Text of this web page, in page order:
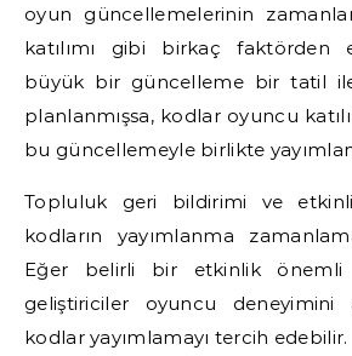
oyun güncellemelerinin
katılımı gibi birkaç faktörden
büyük bir güncelleme bir tatil
planlanmışsa, kodlar oyuncu
bu güncellemeyle birlikte
Topluluk geri bildirimi ve
kodların yayımlanma
Eğer belirli bir etkinlik
geliştiriciler oyuncu
kodlar yayımlamayı tercih edebilir.